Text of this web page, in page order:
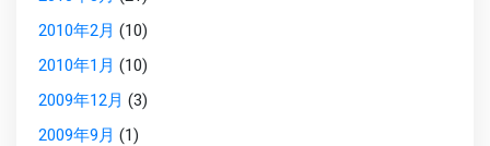
2010年2月 (10)
2010年1月 (10)
2009年12月 (3)
2009年9月 (1)